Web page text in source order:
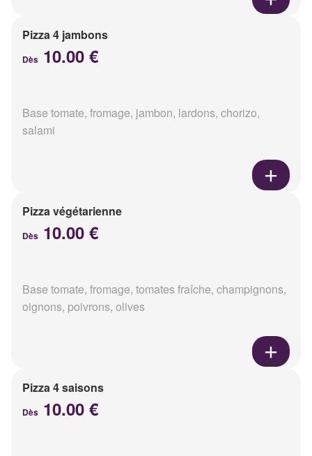
Pizza 4 jambons
Dès 10.00 €
Base tomate, fromage, jambon, lardons, chorizo,
salami
Pizza végétarienne
Dès 10.00 €
Base tomate, fromage, tomates fraîche, champignons,
oignons, poivrons, olives
Pizza 4 saisons
Dès 10.00 €